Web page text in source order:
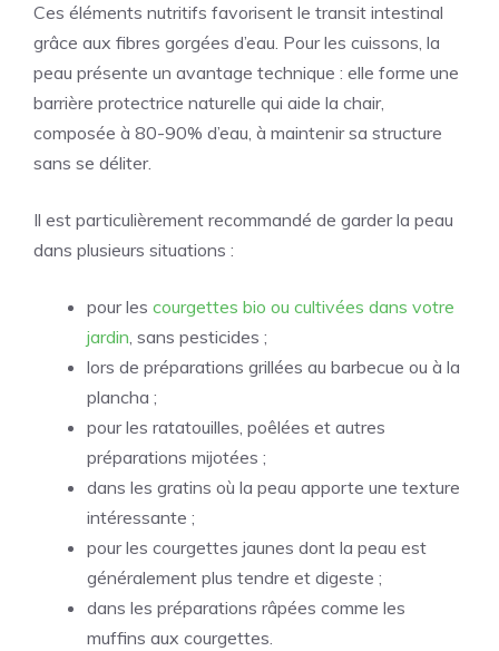
Ces éléments nutritifs favorisent le transit intestinal
grâce aux fibres gorgées d’eau. Pour les cuissons, la
peau présente un avantage technique : elle forme une
barrière protectrice naturelle qui aide la chair,
composée à 80-90% d’eau, à maintenir sa structure
sans se déliter.
Il est particulièrement recommandé de garder la peau
dans plusieurs situations :
pour les courgettes bio ou cultivées dans votre
jardin, sans pesticides ;
lors de préparations grillées au barbecue ou à la
plancha ;
pour les ratatouilles, poêlées et autres
préparations mijotées ;
dans les gratins où la peau apporte une texture
intéressante ;
pour les courgettes jaunes dont la peau est
généralement plus tendre et digeste ;
dans les préparations râpées comme les
muffins aux courgettes.